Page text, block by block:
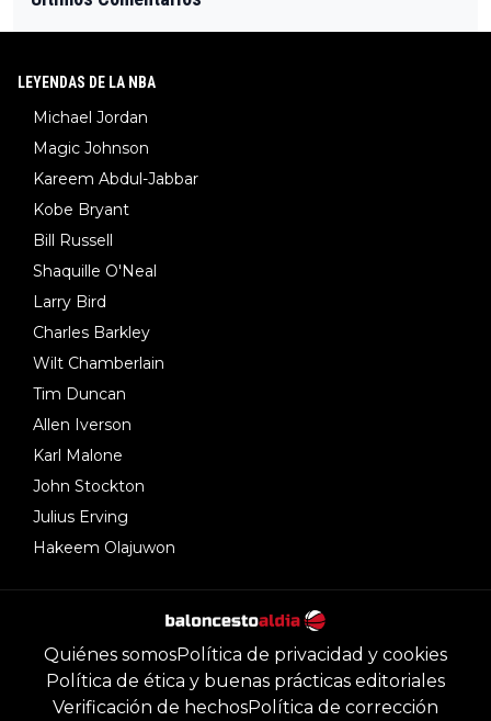
LEYENDAS DE LA NBA
Michael Jordan
Magic Johnson
Kareem Abdul-Jabbar
Kobe Bryant
Bill Russell
Shaquille O'Neal
Larry Bird
Charles Barkley
Wilt Chamberlain
Tim Duncan
Allen Iverson
Karl Malone
John Stockton
Julius Erving
Hakeem Olajuwon
Quiénes somosPolítica de privacidad y cookies
Política de ética y buenas prácticas editoriales
Verificación de hechosPolítica de corrección